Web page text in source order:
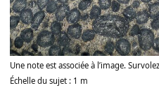
Une note est associée à l’image.
Échelle du sujet : 1 m